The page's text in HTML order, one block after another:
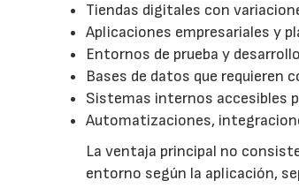
Tiendas digitales con
Aplicaciones empresariales y
Entornos de prueba y
Bases de datos que requieren
Sistemas internos accesibles
Automatizaciones,
La ventaja principal no
entorno según la aplicación,